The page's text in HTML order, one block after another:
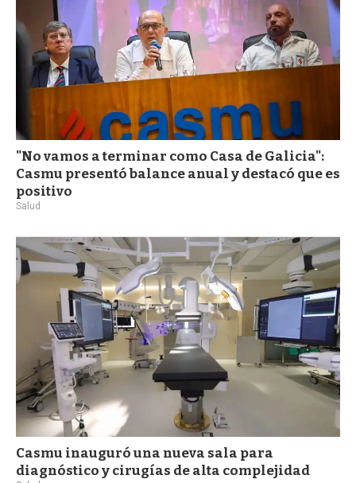
"No vamos a terminar como Casa de Galicia":
Casmu presentó balance anual y destacó que es
positivo
Salud
Casmu inauguró una nueva sala para
diagnóstico y cirugías de alta complejidad